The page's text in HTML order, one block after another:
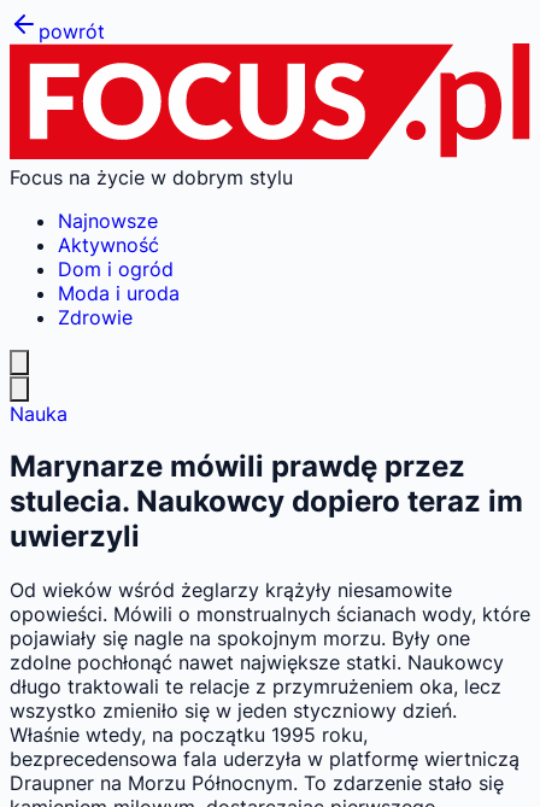
powrót
Focus na życie w dobrym stylu
Najnowsze
Aktywność
Dom i ogród
Moda i uroda
Zdrowie
Nauka
Marynarze mówili prawdę przez
stulecia. Naukowcy dopiero teraz im
uwierzyli
Od wieków wśród żeglarzy krążyły niesamowite
opowieści. Mówili o monstrualnych ścianach wody, które
pojawiały się nagle na spokojnym morzu. Były one
zdolne pochłonąć nawet największe statki. Naukowcy
długo traktowali te relacje z przymrużeniem oka, lecz
wszystko zmieniło się w jeden styczniowy dzień.
Właśnie wtedy, na początku 1995 roku,
bezprecedensowa fala uderzyła w platformę wiertniczą
Draupner na Morzu Północnym. To zdarzenie stało się